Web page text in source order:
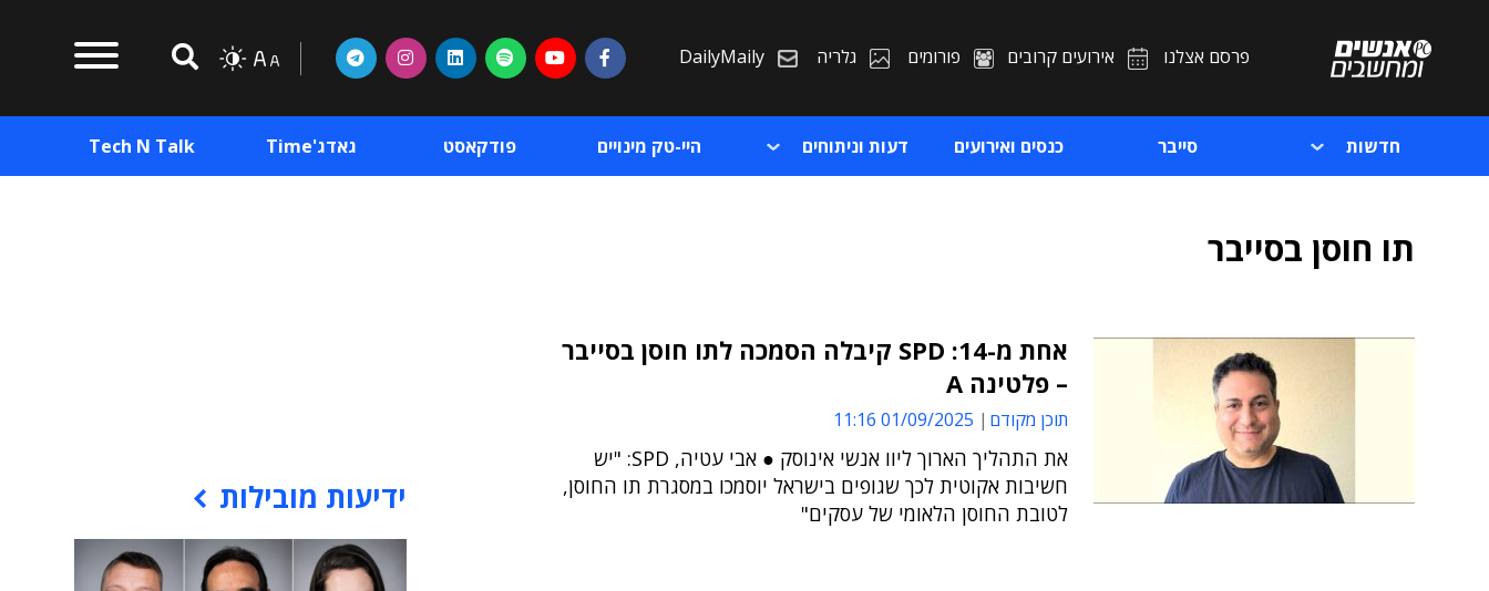
פרסם אצלנו אירועים קרובים פורומים גלריה DailyMaily
חדשות סייבר כנסים ואירועים דעות וניתוחים היי-טק מינויים פודקאסט גאדג'Time Tech N Talk
תו חוסן בסייבר
אחת מ-14: SPD קיבלה הסמכה לתו חוסן בסייבר
– פלטינה A
תוכן מקודם 01/09/2025 11:16
את התהליך הארוך ליוו אנשי אינוסק ● אבי עטיה, SPD: "יש
חשיבות אקוטית לכך שגופים בישראל יוסמכו במסגרת תו החוסן,
לטובת החוסן הלאומי של עסקים"
ידיעות מובילות